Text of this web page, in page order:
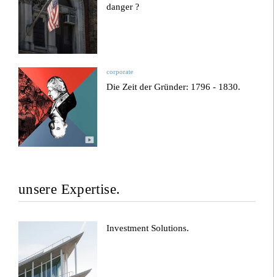
danger ?
corporate
Die Zeit der Gründer: 1796 - 1830.
unsere Expertise.
Investment Solutions.